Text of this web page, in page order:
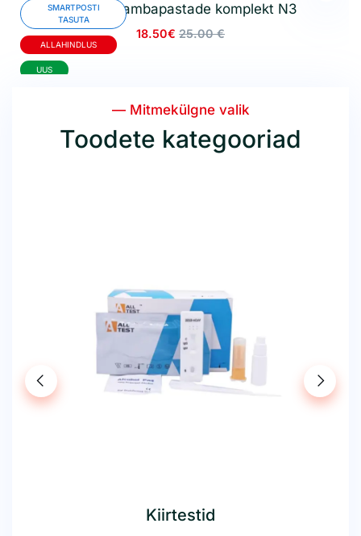
SMARTPOSTI
TASUTA
ALLAHINDLUS
UUS
APTEQ hambapastade komplekt N3
18.50€ 25.00 €
— Mitmekülgne valik
Toodete kategooriad
Kiirtestid